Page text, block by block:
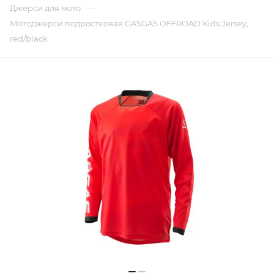
Джерси для мото —
Мотоджерси подростковая GASGAS OFFROAD Kids Jersey,
red/black